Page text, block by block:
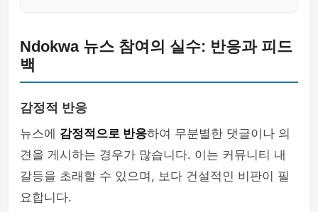
Ndokwa 뉴스 참여의 실수: 반응과 피드
백
감정적 반응
뉴스에 감정적으로 반응하여 무분별한 댓글이나 의
견을 게시하는 경우가 많습니다. 이는 커뮤니티 내
갈등을 초래할 수 있으며, 보다 건설적인 비판이 필
요합니다.